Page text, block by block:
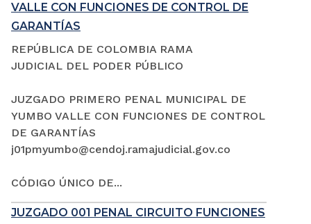
VALLE CON FUNCIONES DE CONTROL DE
GARANTÍAS
REPÚBLICA DE COLOMBIA RAMA
JUDICIAL DEL PODER PÚBLICO
JUZGADO PRIMERO PENAL MUNICIPAL DE
YUMBO VALLE CON FUNCIONES DE CONTROL
DE GARANTÍAS
j01pmyumbo@cendoj.ramajudicial.gov.co
CÓDIGO ÚNICO DE...
JUZGADO 001 PENAL CIRCUITO FUNCIONES